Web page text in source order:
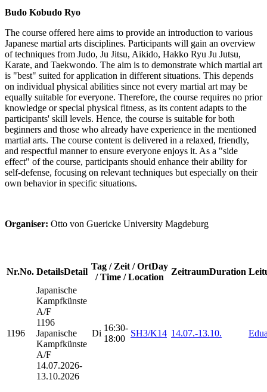
Budo Kobudo Ryo
The course offered here aims to provide an introduction to various
Japanese martial arts disciplines. Participants will gain an overview
of techniques from Judo, Ju Jitsu, Aikido, Hakko Ryu Ju Jutsu,
Karate, and Taekwondo. The aim is to demonstrate which martial art
is "best" suited for application in different situations. This depends
on individual physical abilities since not every martial art may be
equally suitable for everyone. Therefore, the course requires no prior
knowledge or special physical fitness, as its content adapts to the
participants' skill levels. Hence, the course is suitable for both
beginners and those who already have experience in the mentioned
martial arts. The course content is delivered in a relaxed, friendly,
and respectful manner to ensure everyone enjoys it. As a "side
effect" of the course, participants should enhance their ability for
self-defense, focusing on relevant techniques but especially on their
own behavior in specific situations.
Organiser: Otto von Guericke University Magdeburg
Nr.No. DetailsDetail
Tag / Zeit / OrtDay
/ Time / Location
ZeitraumDuration
1196
Japanische
Kampfkünste
A/F
1196
Japanische
Kampfkünste
A/F
14.07.2026-
13.10.2026
Di
16:30-
18:00
SH3/K14 14.07.-13.10.